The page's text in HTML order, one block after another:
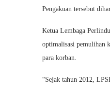
Pengakuan tersebut
Ketua Lembaga
optimalisasi pemulihan
para korban.
“Sejak tahun 2012,